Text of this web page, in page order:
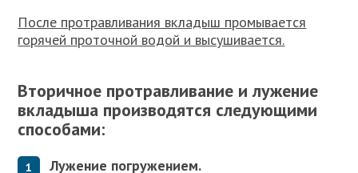
После протравливания вкладыш промывается
горячей проточной водой и высушивается.
Вторичное протравливание и лужение
вкладыша производятся следующими
способами:
Лужение погружением.